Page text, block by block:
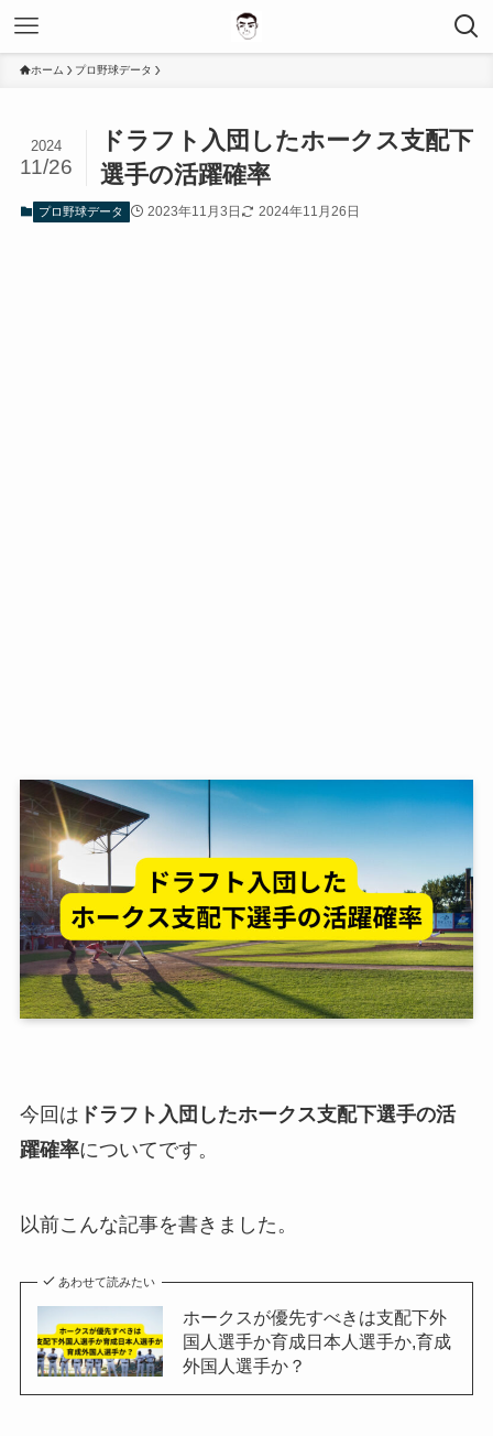
ホーム プロ野球データ
ドラフト入団したホークス支配下
選手の活躍確率
2024
11/26
プロ野球データ 2023年11月3日 2024年11月26日
今回は ドラフト入団したホークス支配下選手の活
躍確率についてです。
以前こんな記事を書きました。
あわせて読みたい
ホークスが優先すべきは支配下外
国人選手か育成日本人選手か,育成
外国人選手か？